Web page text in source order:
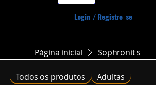
Login / Registre-se
Página inicial Sophronitis
Todos os produtos
Adultas